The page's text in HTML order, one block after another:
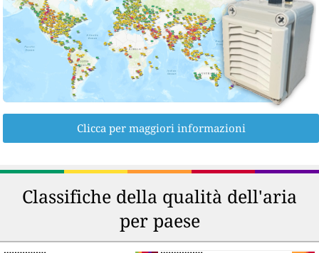
Clicca per maggiori informazioni
Classifiche della qualità dell'aria
per paese